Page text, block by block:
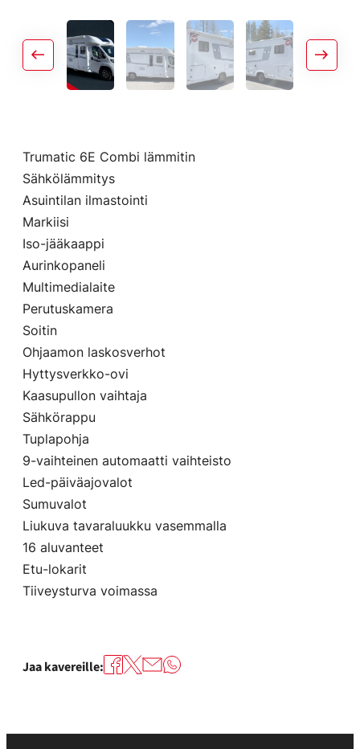
Trumatic 6E Combi lämmitin
Sähkölämmitys
Asuintilan ilmastointi
Markiisi
Iso-jääkaappi
Aurinkopaneli
Multimedialaite
Perutuskamera
Soitin
Ohjaamon laskosverhot
Hyttysverkko-ovi
Kaasupullon vaihtaja
Sähkörappu
Tuplapohja
9-vaihteinen automaatti vaihteisto
Led-päiväajovalot
Sumuvalot
Liukuva tavaraluukku vasemmalla
16 aluvanteet
Etu-lokarit
Tiiveysturva voimassa
Jaa kavereille: